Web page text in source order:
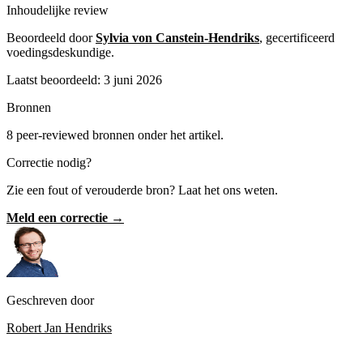
Inhoudelijke review
Beoordeeld doorSylvia von Canstein-Hendriks, gecertificeerd
voedingsdeskundige.
Laatst beoordeeld: 3 juni 2026
Bronnen
8 peer-reviewed bronnen onder het artikel.
Correctie nodig?
Zie een fout of verouderde bron? Laat het ons weten.
Meld een correctie →
Geschreven door
Robert Jan Hendriks